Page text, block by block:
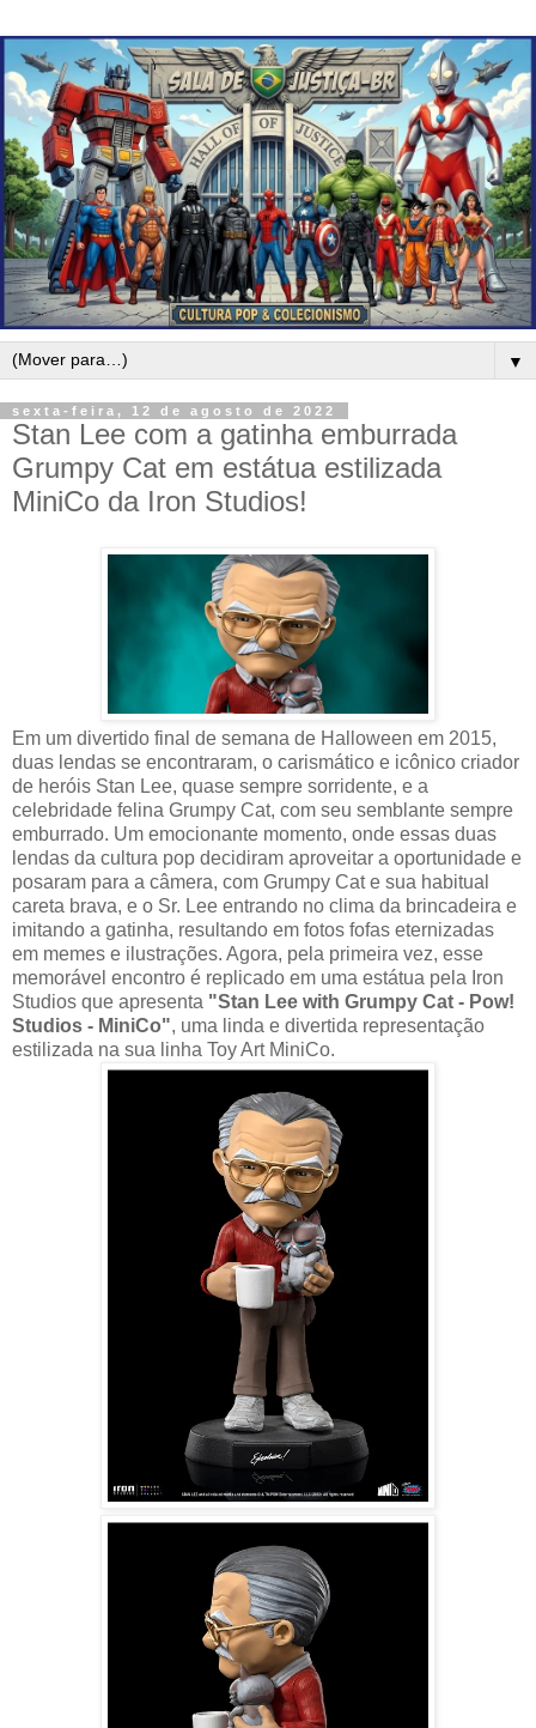
▼
sexta-feira, 12 de agosto de 2022
Stan Lee com a gatinha emburrada
Grumpy Cat em estátua estilizada
MiniCo da Iron Studios!
Em um divertido final de semana de Halloween em 2015,
duas lendas se encontraram, o carismático e icônico criador
de heróis Stan Lee, quase sempre sorridente, e a
celebridade felina Grumpy Cat, com seu semblante sempre
emburrado. Um emocionante momento, onde essas duas
lendas da cultura pop decidiram aproveitar a oportunidade e
posaram para a câmera, com Grumpy Cat e sua habitual
careta brava, e o Sr. Lee entrando no clima da brincadeira e
imitando a gatinha, resultando em fotos fofas eternizadas
em memes e ilustrações. Agora, pela primeira vez, esse
memorável encontro é replicado em uma estátua pela Iron
Studios que apresenta "Stan Lee with Grumpy Cat - Pow!
Studios - MiniCo", uma linda e divertida representação
estilizada na sua linha Toy Art MiniCo.